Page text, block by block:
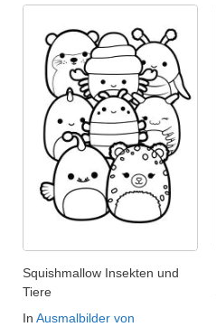
Squishmallow Insekten und
Tiere
In Ausmalbilder von